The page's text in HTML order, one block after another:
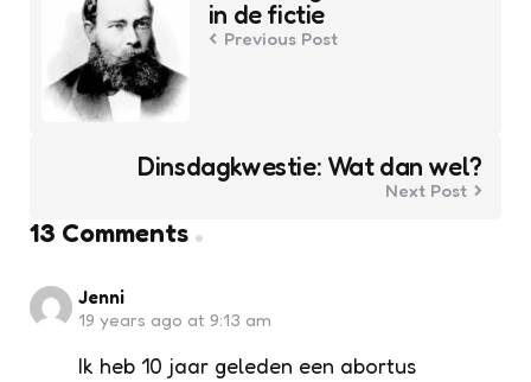
in de fictie
Previous Post
Dinsdagkwestie: Wat dan wel?
Next Post
13 Comments
Jenni
19 years ago at 9:13 am
Ik heb 10 jaar geleden een abortus